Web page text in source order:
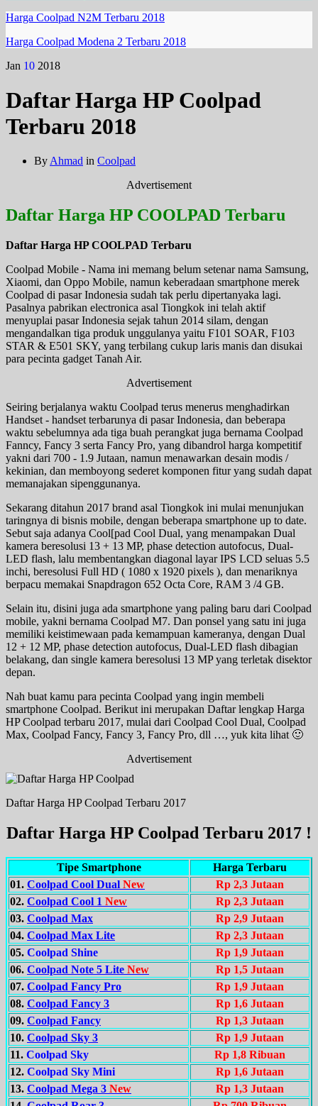
Harga Coolpad N2M Terbaru 2018
Harga Coolpad Modena 2 Terbaru 2018
Jan 10 2018
Daftar Harga HP Coolpad
Terbaru 2018
ByAhmad in Coolpad
Advertisement
Daftar Harga HP COOLPAD Terbaru
Daftar Harga HP COOLPAD Terbaru
Coolpad Mobile - Nama ini memang belum setenar nama Samsung,
Xiaomi, dan Oppo Mobile, namun keberadaan smartphone merek
Coolpad di pasar Indonesia sudah tak perlu dipertanyaka lagi.
Pasalnya pabrikan electronica asal Tiongkok ini telah aktif
menyuplai pasar Indonesia sejak tahun 2014 silam, dengan
mengandalkan tiga produk unggulanya yaitu F101 SOAR, F103
STAR & E501 SKY, yang terbilang cukup laris manis dan disukai
para pecinta gadget Tanah Air.
Advertisement
Seiring berjalanya waktu Coolpad terus menerus menghadirkan
Handset - handset terbarunya di pasar Indonesia, dan beberapa
waktu sebelumnya ada tiga buah perangkat juga bernama Coolpad
Fanncy, Fancy 3 serta Fancy Pro, yang dibandrol harga kompetitif
yakni dari 700 - 1.9 Jutaan, namun menawarkan desain modis /
kekinian, dan memboyong sederet komponen fitur yang sudah dapat
memanajakan sipenggunanya.
Sekarang ditahun 2017 brand asal Tiongkok ini mulai menunjukan
taringnya di bisnis mobile, dengan beberapa smartphone up to date.
Sebut saja adanya Cool[pad Cool Dual, yang menampakan Dual
kamera beresolusi 13 + 13 MP, phase detection autofocus, Dual-
LED flash, lalu membentangkan diagonal layar IPS LCD seluas 5.5
inchi, beresolusi Full HD ( 1080 x 1920 pixels ), dan menariknya
berpacu memakai Snapdragon 652 Octa Core, RAM 3 /4 GB.
Selain itu, disini juga ada smartphone yang paling baru dari Coolpad
mobile, yakni bernama Coolpad M7. Dan ponsel yang satu ini juga
memiliki keistimewaan pada kemampuan kameranya, dengan Dual
12 + 12 MP, phase detection autofocus, Dual-LED flash dibagian
belakang, dan single kamera beresolusi 13 MP yang terletak disektor
depan.
Nah buat kamu para pecinta Coolpad yang ingin membeli
smartphone Coolpad. Berikut ini merupakan Daftar lengkap Harga
HP Coolpad terbaru 2017, mulai dari Coolpad Cool Dual, Coolpad
Max, Coolpad Fancy, Fancy 3, Fancy Pro, dll …, yuk kita lihat 🙂
Advertisement
Daftar Harga HP Coolpad Terbaru 2017
Daftar Harga HP Coolpad Terbaru 2017 !
Tipe Smartphone
Harga Terbaru
01. Coolpad Cool Dual New
Rp 2,3 Jutaan
02. Coolpad Cool 1 New
Rp 2,3 Jutaan
03. Coolpad Max
Rp 2,9 Jutaan
04. Coolpad Max Lite
Rp 2,3 Jutaan
05. Coolpad Shine
Rp 1,9 Jutaan
06. Coolpad Note 5 Lite New
Rp 1,5 Jutaan
07. Coolpad Fancy Pro
Rp 1,9 Jutaan
08. Coolpad Fancy 3
Rp 1,6 Jutaan
09. Coolpad Fancy
Rp 1,3 Jutaan
10. Coolpad Sky 3
Rp 1,9 Jutaan
11. Coolpad Sky
Rp 1,8 Ribuan
12. Coolpad Sky Mini
Rp 1,6 Jutaan
13. Coolpad Mega 3 New
Rp 1,3 Jutaan